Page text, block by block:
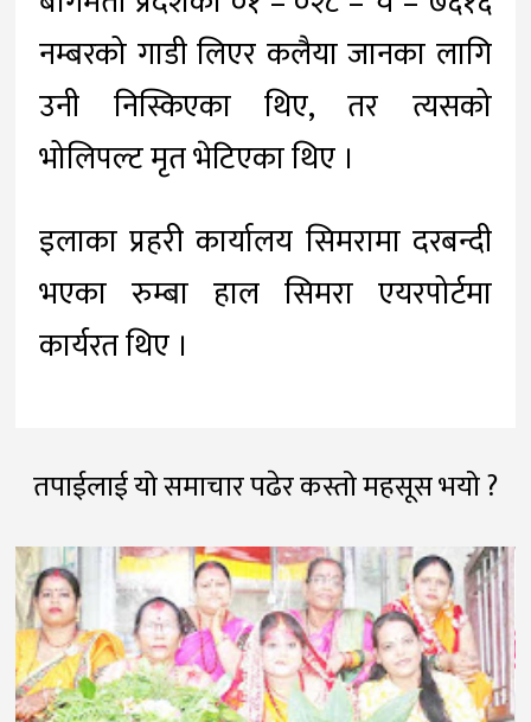
नम्बरको गाडी लिएर कलैया जानका लागि
उनी निस्किएका थिए, तर त्यसको
भोलिपल्ट मृत भेटिएका थिए ।
इलाका प्रहरी कार्यालय सिमरामा दरबन्दी
भएका रुम्बा हाल सिमरा एयरपोर्टमा
कार्यरत थिए ।
तपाईलाई यो समाचार पढेर कस्तो महसूस भयो ?